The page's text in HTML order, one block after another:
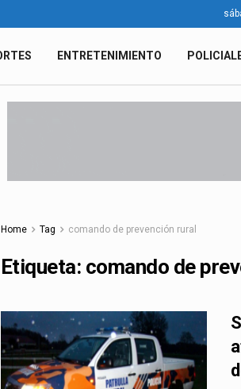
ENTRETENIMIENTO
Home Tag comando de prevención rural
Etiqueta: comando de